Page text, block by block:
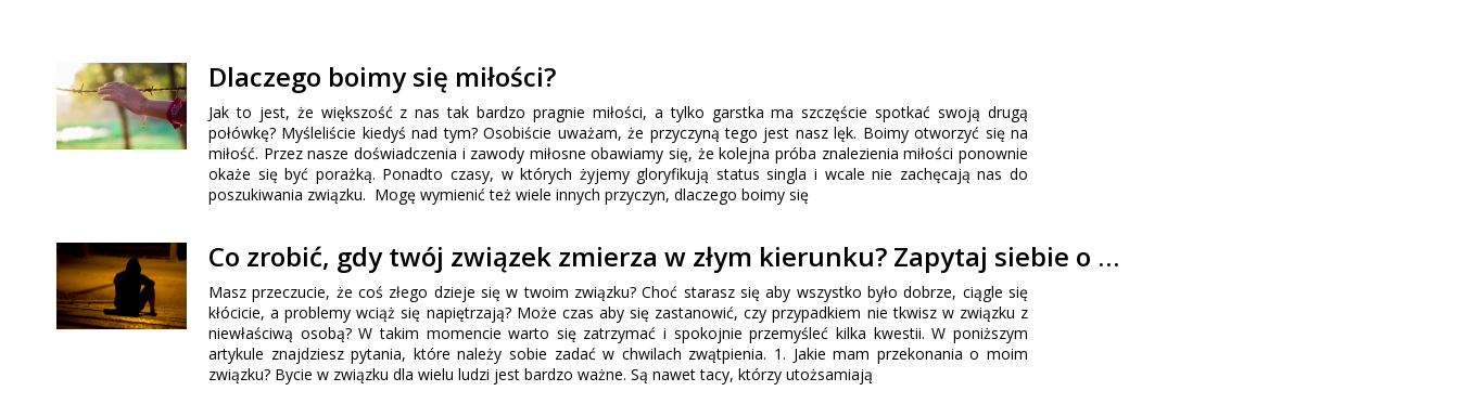
Dlaczego boimy się miłości?
Jak to jest, że większość z nas tak bardzo pragnie miłości, a tylko garstka ma szczęście spotkać swoją drugą
połówkę? Myśleliście kiedyś nad tym? Osobiście uważam, że przyczyną tego jest nasz lęk. Boimy otworzyć się na
miłość. Przez nasze doświadczenia i zawody miłosne obawiamy się, że kolejna próba znalezienia miłości ponownie
okaże się być porażką. Ponadto czasy, w których żyjemy gloryfikują status singla i wcale nie zachęcają nas do
poszukiwania związku. Mogę wymienić też wiele innych przyczyn, dlaczego boimy się
Co zrobić, gdy twój związek zmierza w złym kierunku? Zapytaj siebie o …
Masz przeczucie, że coś złego dzieje się w twoim związku? Choć starasz się aby wszystko było dobrze, ciągle się
kłócicie, a problemy wciąż się napiętrzają? Może czas aby się zastanowić, czy przypadkiem nie tkwisz w związku z
niewłaściwą osobą? W takim momencie warto się zatrzymać i spokojnie przemyśleć kilka kwestii. W poniższym
artykule znajdziesz pytania, które należy sobie zadać w chwilach zwątpienia. 1. Jakie mam przekonania o moim
związku? Bycie w związku dla wielu ludzi jest bardzo ważne. Są nawet tacy, którzy utożsamiają